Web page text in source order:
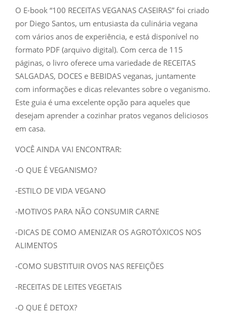
O E-book “100 RECEITAS VEGANAS CASEIRAS” foi criado
por Diego Santos, um entusiasta da culinária vegana
com vários anos de experiência, e está disponível no
formato PDF (arquivo digital). Com cerca de 115
páginas, o livro oferece uma variedade de RECEITAS
SALGADAS, DOCES e BEBIDAS veganas, juntamente
com informações e dicas relevantes sobre o veganismo.
Este guia é uma excelente opção para aqueles que
desejam aprender a cozinhar pratos veganos deliciosos
em casa.
VOCÊ AINDA VAI ENCONTRAR:
-O QUE É VEGANISMO?
-ESTILO DE VIDA VEGANO
-MOTIVOS PARA NÃO CONSUMIR CARNE
-DICAS DE COMO AMENIZAR OS AGROTÓXICOS NOS
ALIMENTOS
-COMO SUBSTITUIR OVOS NAS REFEIÇÕES
-RECEITAS DE LEITES VEGETAIS
-O QUE É DETOX?